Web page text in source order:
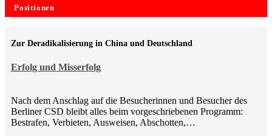
Positionen
Erfolg und Misserfolg
Zur Deradikalisierung in China und Deutschland
Nach dem Anschlag auf die Besucherinnen und Besucher des
Berliner CSD bleibt alles beim vorgeschriebenen Programm:
Bestrafen, Verbieten, Ausweisen, Abschotten,…